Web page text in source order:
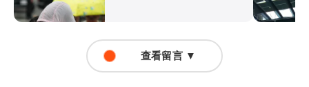
查看留言 ▼